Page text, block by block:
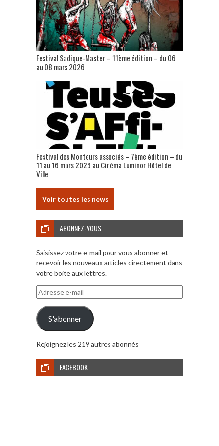
Festival Sadique-Master – 11ème édition – du 06
au 08 mars 2026
Festival des Monteurs associés – 7ème édition – du
11 au 16 mars 2026 au Cinéma Luminor Hôtel de
Ville
Voir toutes les news
ABONNEZ-VOUS
Saisissez votre e-mail pour vous abonner et
recevoir les nouveaux articles directement dans
votre boite aux lettres.
Adresse
e-
mail
S'abonner
Rejoignez les 219 autres abonnés
FACEBOOK